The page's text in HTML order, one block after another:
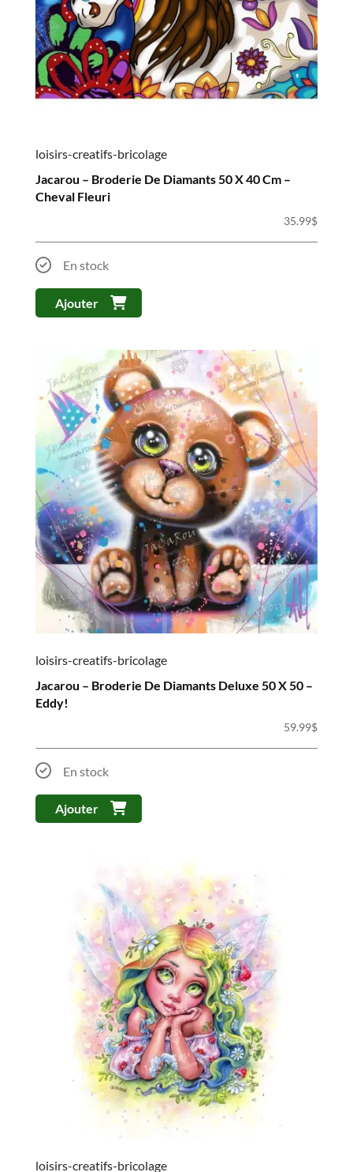
loisirs-creatifs-bricolage
Jacarou – Broderie De Diamants 50 X 40 Cm –
Cheval Fleuri
35.99$
En stock
Ajouter
loisirs-creatifs-bricolage
Jacarou – Broderie De Diamants Deluxe 50 X 50 –
Eddy!
59.99$
En stock
Ajouter
loisirs-creatifs-bricolage